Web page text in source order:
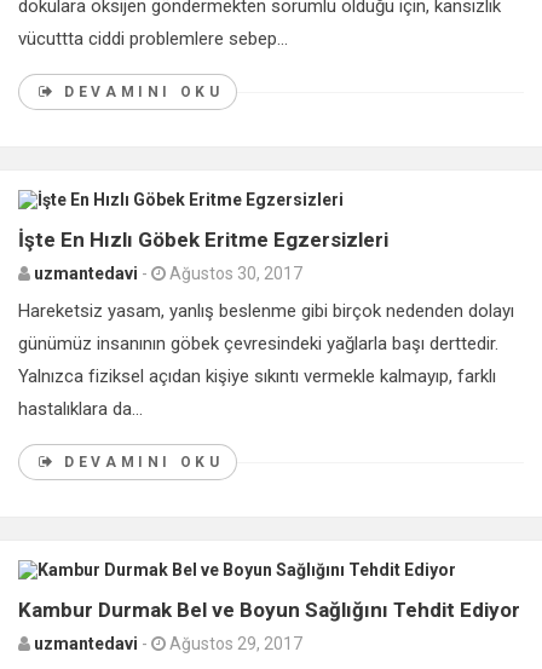
dokulara oksijen göndermekten sorumlu olduğu için, kansızlık
vücuttta ciddi problemlere sebep...
DEVAMINI OKU
İşte En Hızlı Göbek Eritme Egzersizleri
uzmantedavi - Ağustos 30, 2017
Hareketsiz yasam, yanlış beslenme gibi birçok nedenden dolayı
günümüz insanının göbek çevresindeki yağlarla başı derttedir.
Yalnızca fiziksel açıdan kişiye sıkıntı vermekle kalmayıp, farklı
hastalıklara da...
DEVAMINI OKU
Kambur Durmak Bel ve Boyun Sağlığını Tehdit Ediyor
uzmantedavi - Ağustos 29, 2017